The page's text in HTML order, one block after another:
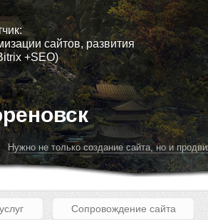
сайтов, развития
+SEO)
Нужно не только создание сайта, но и
Сопровождение сайта